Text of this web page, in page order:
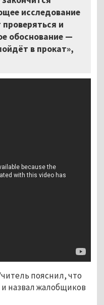
исследование
и
обоснование —
в прокат»,
пояснил, что
назвал жалобщиков